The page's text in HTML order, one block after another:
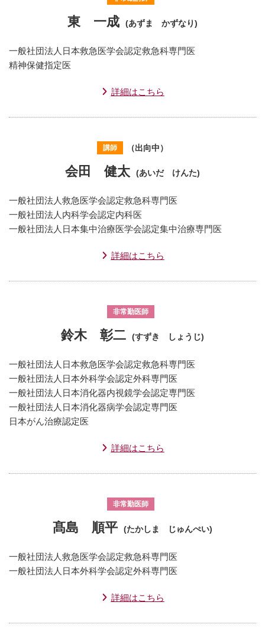
東 一成 (あずま かずなり)
一般社団法人日本救急医学会認定救急科専門医
精神保健指定医
詳細はこちら
講師 （出向中）
会田 健太 (あいだ けんた)
一般社団法人救急医学会認定救急科専門医
一般社団法人内科学会認定内科医
一般社団法人日本集中治療医学会認定集中治療専門医
詳細はこちら
非常勤医師
鈴木 彰二 (すずき しょうじ)
一般社団法人日本救急医学会認定救急科専門医
一般社団法人日本外科学会認定外科専門医
一般社団法人日本消化器内視鏡学会認定専門医
一般社団法人日本消化器病学会認定専門医
日本がん治療認定医
詳細はこちら
非常勤医師
髙島 順平 (たかしま じゅんぺい)
一般社団法人救急医学会認定救急科専門医
一般社団法人日本外科学会認定外科専門医
詳細はこちら